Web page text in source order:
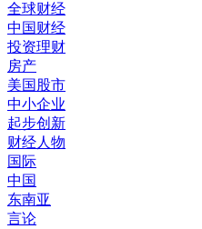
全球财经
中国财经
投资理财
房产
美国股市
中小企业
起步创新
财经人物
国际
中国
东南亚
言论